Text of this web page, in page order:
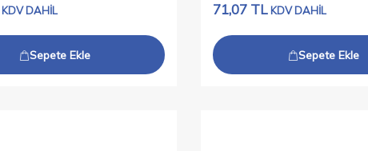
KDV DAHİL
Sepete Ekle
71,07 TL KDV DAHİL
Sepete Ekle